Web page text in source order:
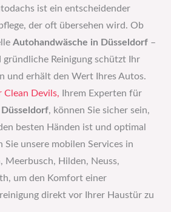
ist ein entscheidender
der oft übersehen wird. Ob
Autohandwäsche in Düsseldorf –
gründliche Reinigung schützt Ihr
und erhält den Wert Ihres Autos.
Clean Devils, Ihrem Experten für
, können Sie sicher sein,
besten Händen ist und optimal
unsere mobilen Services in
Meerbusch, Hilden, Neuss,
um den Komfort einer
direkt vor Ihrer Haustür zu